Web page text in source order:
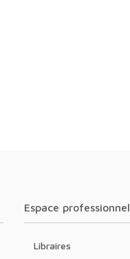
Espace professionnel
Libraires